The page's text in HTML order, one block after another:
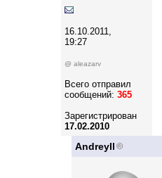
16.10.2011,
19:27
@ aleazarv
Всего отправил
сообщений: 365
Зарегистрирован
17.02.2010
Andreyll